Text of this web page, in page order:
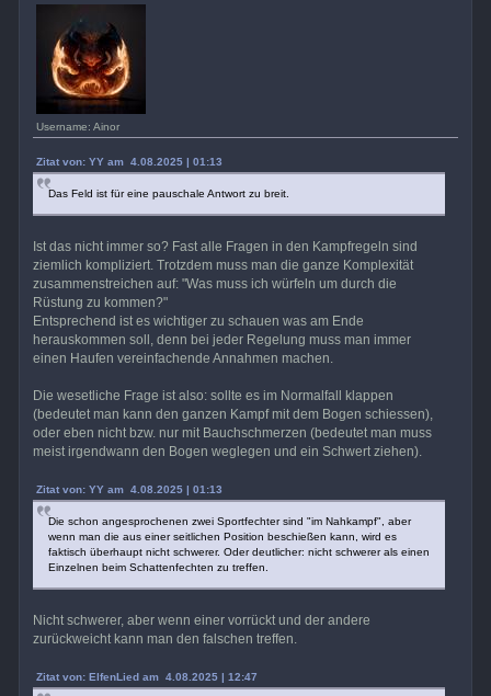
Username: Ainor
Zitat von: YY am 4.08.2025 | 01:13
Das Feld ist für eine pauschale Antwort zu breit.
Ist das nicht immer so? Fast alle Fragen in den Kampfregeln sind
ziemlich kompliziert. Trotzdem muss man die ganze Komplexität
zusammenstreichen auf: "Was muss ich würfeln um durch die
Rüstung zu kommen?"
Entsprechend ist es wichtiger zu schauen was am Ende
herauskommen soll, denn bei jeder Regelung muss man immer
einen Haufen vereinfachende Annahmen machen.
Die wesetliche Frage ist also: sollte es im Normalfall klappen
(bedeutet man kann den ganzen Kampf mit dem Bogen schiessen),
oder eben nicht bzw. nur mit Bauchschmerzen (bedeutet man muss
meist irgendwann den Bogen weglegen und ein Schwert ziehen).
Zitat von: YY am 4.08.2025 | 01:13
Die schon angesprochenen zwei Sportfechter sind "im Nahkampf", aber
wenn man die aus einer seitlichen Position beschießen kann, wird es
faktisch überhaupt nicht schwerer. Oder deutlicher: nicht schwerer als einen
Einzelnen beim Schattenfechten zu treffen.
Nicht schwerer, aber wenn einer vorrückt und der andere
zurückweicht kann man den falschen treffen.
Zitat von: ElfenLied am 4.08.2025 | 12:47